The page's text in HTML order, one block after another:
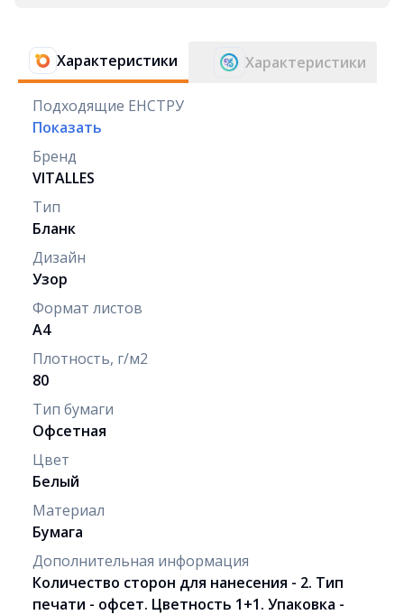
Характеристики Характеристики
Подходящие ЕНСТРУ
Показать
Бренд
VITALLES
Тип
Бланк
Дизайн
Узор
Формат листов
А4
Плотность, г/м2
80
Тип бумаги
Офсетная
Цвет
Белый
Материал
Бумага
Дополнительная информация
Количество сторон для нанесения - 2. Тип
печати - офсет. Цветность 1+1. Упаковка -